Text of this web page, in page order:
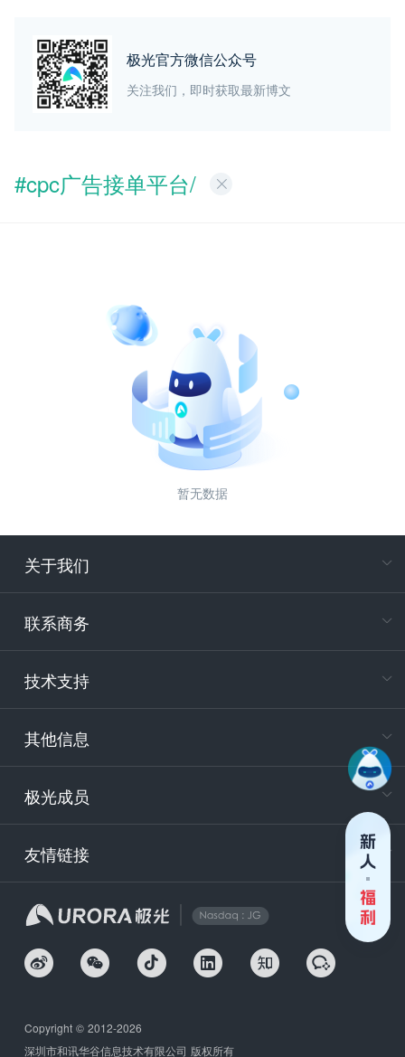
#cpc广告接单平台/
暂无数据
极光官方微信公众号
关注我们，即时获取最新博文
关于我们
联系商务
技术支持
其他信息
极光成员
友情链接
Copyright © 2012-2026
深圳市和讯华谷信息技术有限公司 版权所有
电
400-
技
安
企